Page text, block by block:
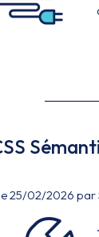
25/02/2026 par